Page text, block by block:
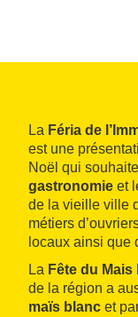
La Féria de
est une
Noël qui
gastronomie et
de la vieille ville
métiers
locaux ainsi que
La Fête du
de la région a
maïs blanc et